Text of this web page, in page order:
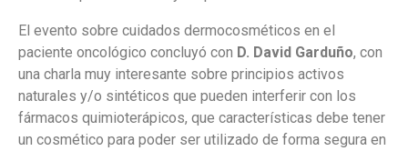
El evento sobre cuidados dermocosméticos en el
paciente oncológico concluyó con D. David Garduño, con
una charla muy interesante sobre principios activos
naturales y/o sintéticos que pueden interferir con los
fármacos quimioterápicos, que características debe tener
un cosmético para poder ser utilizado de forma segura en